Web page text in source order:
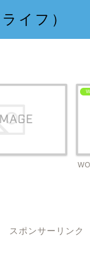
イフ）
スポンサーリンク